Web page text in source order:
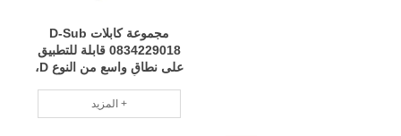
مجموعة كابلات D-Sub
0834229018 قابلة للتطبيق
على نطاق واسع من النوع D،
6.00 بوصة، فريق محترف
للصيانة الدورية RCD
المزيد +